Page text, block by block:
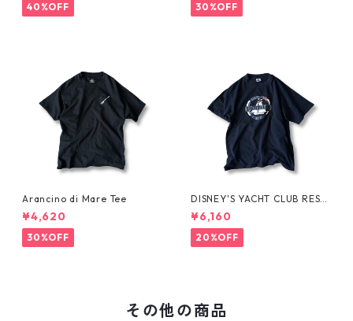
40%OFF 30%OFF
Arancino di Mare Tee
¥4,620
30%OFF
DISNEY'S YACHT CLUB RESO
RT Tee
¥6,160
20%OFF
その他の商品